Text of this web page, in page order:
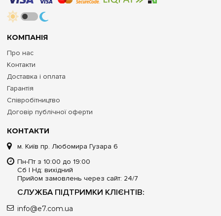
КОНТАКТИ
м. Київ пр. Любомира Гузара 6
Пн-Пт з 10:00 до 19:00
Сб | Нд: вихідний
Прийом замовлень через сайт: 24/7
СЛУЖБА ПІДТРИМКИ КЛІЄНТІВ:
info@e7.com.ua
КОМПАНІЯ
Про нас
Контакти
Доставка і оплата
Гарантія
Співробітництво
Договір публічної оферти